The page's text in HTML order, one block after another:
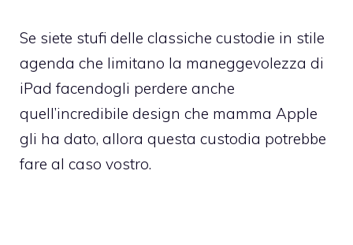
Se siete stufi delle classiche custodie in stile
agenda che limitano la maneggevolezza di
iPad facendogli perdere anche
quell’incredibile design che mamma Apple
gli ha dato, allora questa custodia potrebbe
fare al caso vostro.